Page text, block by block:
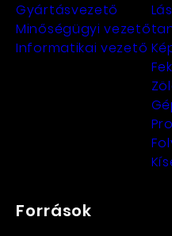
Gyártásvezető
Minőségügyi vezető
Informatikai vezető
Források